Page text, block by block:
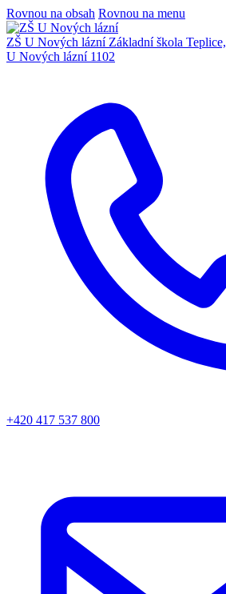
Rovnou na obsah Rovnou na menu
ZŠ U Nových lázní Základní škola Teplice,
U Nových lázní 1102
+420 417 537 800